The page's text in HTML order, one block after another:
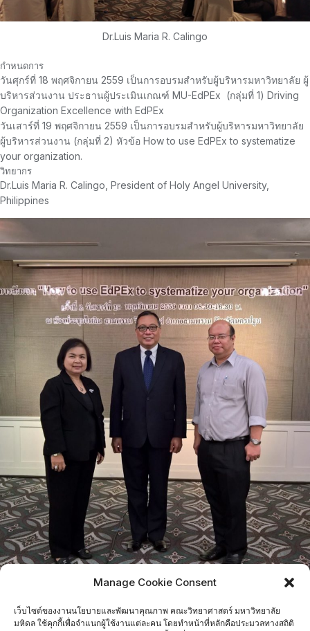
Manage Cookie Consent
เว็บไซต์ของงานนโยบายและพัฒนาคุณภาพ คณะวิทยาศาสตร์ มหาวิทยาลัย
มหิดล ใช้คุกกี้เพื่อจำแนกผู้ใช้งานแต่ละคน โดยทำหน้าที่หลักคือประมวลทางสถิติ
Dr.Luis Maria R. Calingo
กำหนดการ
วันศุกร์ที่ 18 พฤศจิกายน 2559 เป็นการอบรมสำหรับผู้บริหารมหาวิทยาลัย ผู้
บริหารส่วนงาน ประธานผู้ประเมินเกณฑ์ MU-EdPEx (กลุ่มที่ 1) Driving
Organization Excellence with EdPEx
วันเสาร์ที่ 19 พฤศจิกายน 2559 เป็นการอบรมสำหรับผู้บริหารมหาวิทยาลัย
ผู้บริหารส่วนงาน (กลุ่มที่ 2) หัวข้อ How to use EdPEx to systematize
your organization.
วิทยากร
Dr.Luis Maria R. Calingo, President of Holy Angel University,
Philippines